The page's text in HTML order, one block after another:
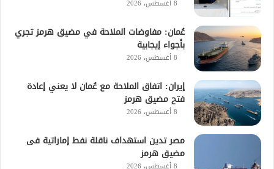
8 أغسطس، 2026
عُمان: مفاوضات الملاحة في مضيق هرمز تجري
بأجواء إيجابية
8 أغسطس، 2026
إيران: اتفاق الملاحة مع عُمان لا يعني إعادة
فتح مضيق هرمز
8 أغسطس، 2026
مصر تدين استهداف ناقلة نفط إماراتية فى
مضيق هرمز
8 أغسطس، 2026